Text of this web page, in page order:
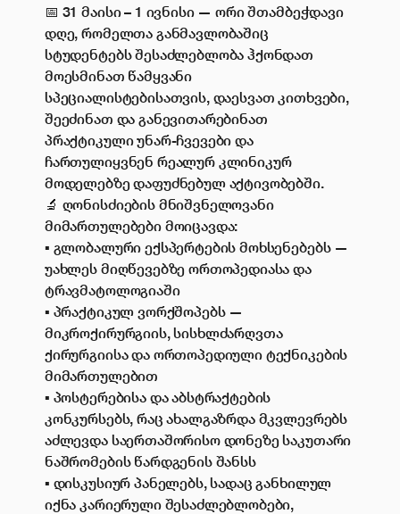
📅 31 მაისი – 1 ივნისი — ორი შთამბეჭდავი
დღე, რომელთა განმავლობაშიც
სტუდენტებს შესაძლებლობა ჰქონდათ
მოესმინათ წამყვანი
სპეციალისტებისათვის, დაესვათ კითხვები,
შეეძინათ და განევითარებინათ
პრაქტიკული უნარ-ჩვევები და
ჩართულიყვნენ რეალურ კლინიკურ
მოდელებზე დაფუძნებულ აქტივობებში.
🔬 ღონისძიების მნიშვნელოვანი
მიმართულებები მოიცავდა:
▪️ გლობალური ექსპერტების მოხსენებებს —
უახლეს მიღწევებზე ორთოპედიასა და
ტრავმატოლოგიაში
▪️ პრაქტიკულ ვორქშოპებს —
მიკროქირურგიის, სისხლძარღვთა
ქირურგიისა და ორთოპედიული ტექნიკების
მიმართულებით
▪️ პოსტერებისა და აბსტრაქტების
კონკურსებს, რაც ახალგაზრდა მკვლევრებს
აძლევდა საერთაშორისო დონეზე საკუთარი
ნაშრომების წარდგენის შანსს
▪️ დისკუსიურ პანელებს, სადაც განხილულ
იქნა კარიერული შესაძლებლობები,